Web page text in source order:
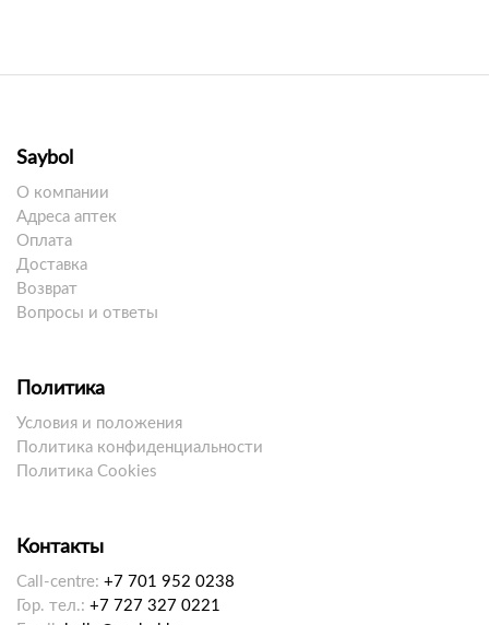
Saybol
О компании
Адреса аптек
Оплата
Доставка
Возврат
Вопросы и ответы
Политика
Условия и положения
Политика конфиденциальности
Политика Cookies
Контакты
Call-centre: +7 701 952 0238
Гор. тел.: +7 727 327 0221